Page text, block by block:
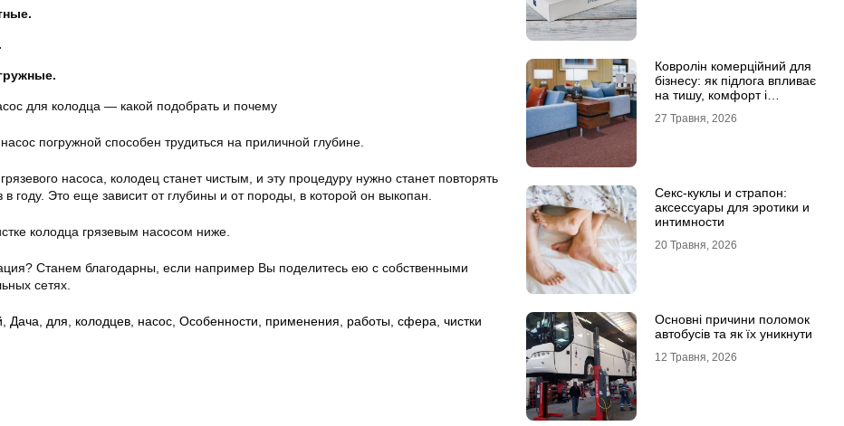
для колодца — какой подобрать и почему
насос погружной способен трудиться на приличной глубине.
насоса, колодец станет чистым, и эту процедуру нужно станет повторять
году. Это еще зависит от глубины и от породы, в которой он выкопан.
колодца грязевым насосом ниже.
Станем благодарны, если например Вы поделитесь ею с собственными
сетях.
, Дача, для, колодцев, насос, Особенности, применения, работы, сфера, чистки
Ковролін комерційний для
бізнесу: як підлога впливає
на тишу, комфорт і
27 Травня, 2026
Секс-куклы и страпон:
аксессуары для эротики и
интимности
20 Травня, 2026
Основні причини поломок
автобусів та як їх уникнути
12 Травня, 2026